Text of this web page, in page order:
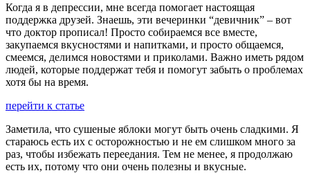
Когда я в депрессии, мне всегда помогает настоящая
поддержка друзей. Знаешь, эти вечеринки “девичник” – вот
что доктор прописал! Просто собираемся все вместе,
закупаемся вкусностями и напитками, и просто общаемся,
смеемся, делимся новостями и приколами. Важно иметь рядом
людей, которые поддержат тебя и помогут забыть о проблемах
хотя бы на время.
перейти к статье
Заметила, что сушеные яблоки могут быть очень сладкими. Я
стараюсь есть их с осторожностью и не ем слишком много за
раз, чтобы избежать переедания. Тем не менее, я продолжаю
есть их, потому что они очень полезны и вкусные.